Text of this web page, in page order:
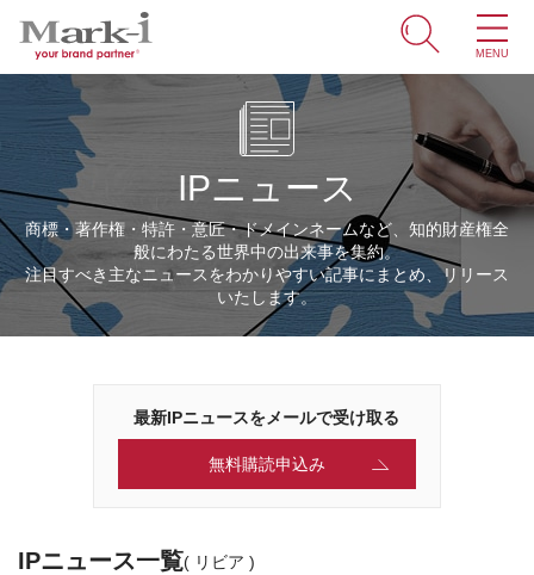
MENU
サービス
取引事例
商標・ブランドの豆知識
知財情報
ENGLISH
IPニュース
商標・著作権・特許・意匠・ドメインネームなど、知的財産権全
般にわたる世界中の出来事を集約。
注目すべき主なニュースをわかりやすい記事にまとめ、リリース
いたします。
最新IPニュースをメールで受け取る
無料購読申込み
IPニュース一覧( リビア )